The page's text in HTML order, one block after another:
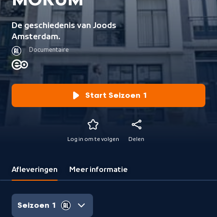
De geschiedenis van Joods
Amsterdam.
Documentaire
Start Seizoen 1
Log in om te volgen Delen
Afleveringen Meer informatie
Seizoen 1